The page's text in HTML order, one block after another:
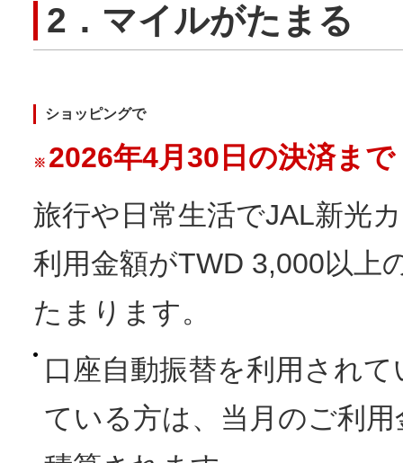
2．マイルがたまる
ショッピングで
※ 2026年4月30日の決済まで
旅行や日常生活でJAL新光
利用金額がTWD 3,000以上
たまります。
口座自動振替を利用され
ている方は、当月のご利